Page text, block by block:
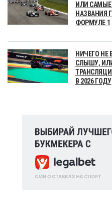
ИЛИ
НАЗВАНИЯ
ФОРМУЛЕ 1
НИЧЕГО НЕ
СЛЫШУ,
В 2026 ГОДУ